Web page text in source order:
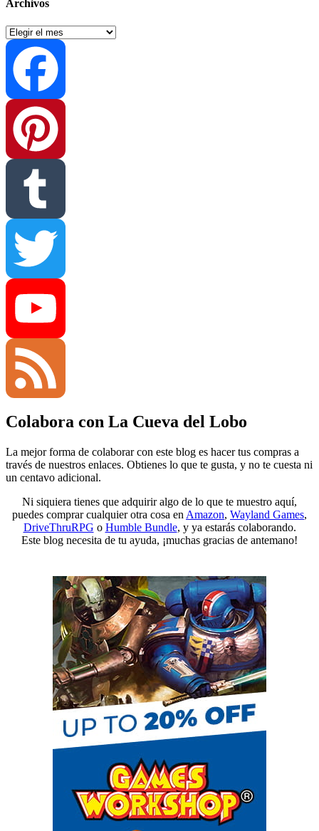
Archivos
Archivos
Facebook
Pinterest
Tumblr
Twitter
YouTube
Channel
Feed
Colabora con La Cueva del Lobo
La mejor forma de colaborar con este blog es hacer tus compras a
través de nuestros enlaces. Obtienes lo que te gusta, y no te cuesta ni
un centavo adicional.
Ni siquiera tienes que adquirir algo de lo que te muestro aquí,
puedes comprar cualquier otra cosa en Amazon, Wayland Games,
DriveThruRPG o Humble Bundle, y ya estarás colaborando.
Este blog necesita de tu ayuda, ¡muchas gracias de antemano!